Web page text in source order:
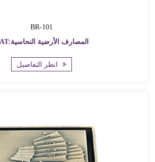
BR-101
CAT:المصارف الأرضية النحاسية